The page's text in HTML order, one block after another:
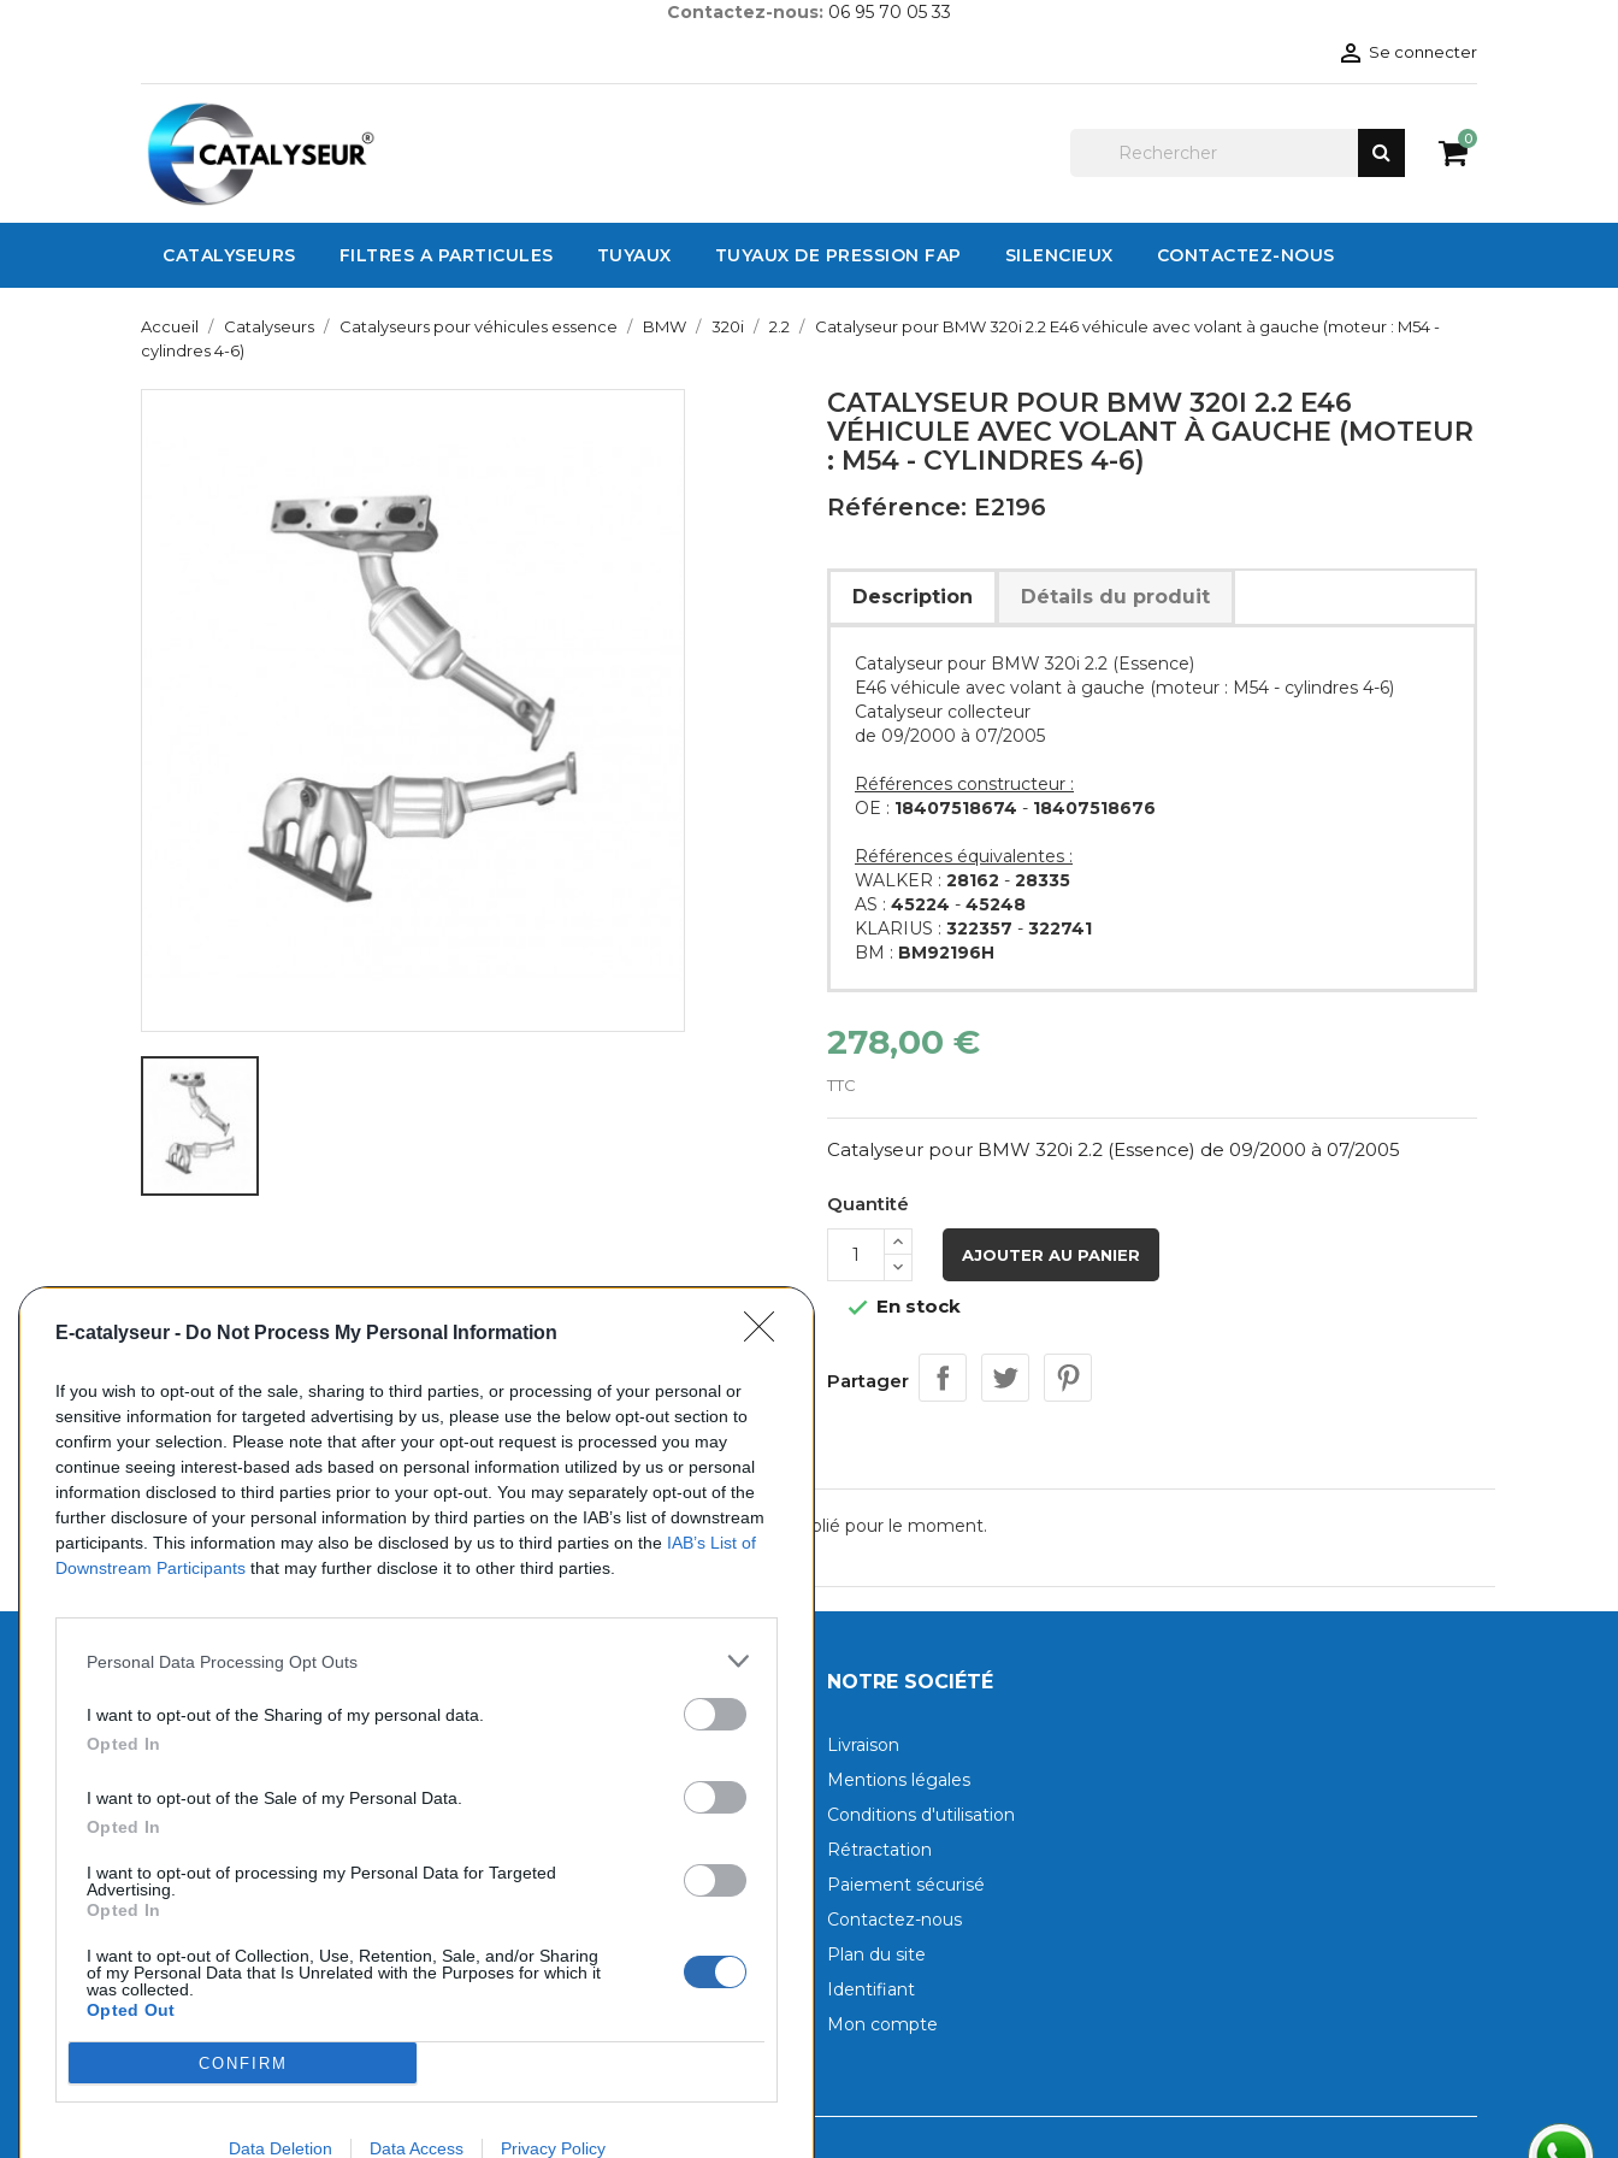
E-catalyseur - Do Not Process My Personal Information
If you wish to opt-out of the sale, sharing to third parties, or processing of your personal or
sensitive information for targeted advertising by us, please use the below opt-out section to
confirm your selection. Please note that after your opt-out request is processed you may
continue seeing interest-based ads based on personal information utilized by us or personal
information disclosed to third parties prior to your opt-out. You may separately opt-out of the
further disclosure of your personal information by third parties on the IAB’s list of downstream
participants. This information may also be disclosed by us to third parties on the IAB’s List of
Downstream Participants that may further disclose it to other third parties.
Personal Data Processing Opt Outs
I want to opt-out of the Sharing of my personal data.
Opted In
I want to opt-out of the Sale of my Personal Data.
Opted In
I want to opt-out of processing my Personal Data for Targeted
Advertising.
Opted In
I want to opt-out of Collection, Use, Retention, Sale, and/or Sharing
of my Personal Data that Is Unrelated with the Purposes for which it
was collected.
Opted Out
CONFIRM
Data Deletion Data Access Privacy Policy
Contactez-nous: 06 95 70 05 33
 Se connecter
0
CATALYSEURS FILTRES A PARTICULES TUYAUX TUYAUX DE PRESSION FAP SILENCIEUX CONTACTEZ-NOUS
Accueil Catalyseurs Catalyseurs pour véhicules essence BMW 320i 2.2
Catalyseur pour BMW 320i 2.2 E46 véhicule avec volant à gauche (moteur : M54 -
cylindres 4-6)
CATALYSEUR POUR BMW 320I 2.2 E46
VÉHICULE AVEC VOLANT À GAUCHE (MOTEUR
: M54 - CYLINDRES 4-6)
Référence: E2196
Description Détails du produit
Catalyseur pour BMW 320i 2.2 (Essence)
E46 véhicule avec volant à gauche (moteur : M54 - cylindres 4-6)
Catalyseur collecteur
de 09/2000 à 07/2005
Références constructeur :
OE : 18407518674 - 18407518676
Références équivalentes :
WALKER : 28162 - 28335
AS : 45224 - 45248
KLARIUS : 322357 - 322741
BM : BM92196H
278,00 €
TTC
Catalyseur pour BMW 320i 2.2 (Essence) de 09/2000 à 07/2005
Quantité
AJOUTER AU PANIER
 En stock
Partager
Commentaires (0)
Aucun avis n'a été publié pour le moment.
TÉLÉPHONE:
COURRIEL :
NOTRE SOCIÉTÉ
Livraison
Mentions légales
Conditions d'utilisation
Rétractation
Paiement sécurisé
Contactez-nous
Plan du site
Identifiant
Mon compte